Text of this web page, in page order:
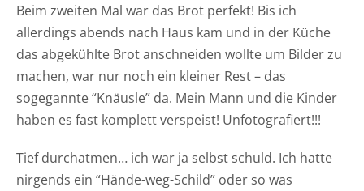
Beim zweiten Mal war das Brot perfekt! Bis ich
allerdings abends nach Haus kam und in der Küche
das abgekühlte Brot anschneiden wollte um Bilder zu
machen, war nur noch ein kleiner Rest – das
sogegannte “Knäusle” da. Mein Mann und die Kinder
haben es fast komplett verspeist! Unfotografiert!!!
Tief durchatmen… ich war ja selbst schuld. Ich hatte
nirgends ein “Hände-weg-Schild” oder so was